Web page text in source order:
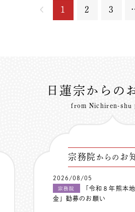
1 2 3
日蓮宗からの
from Nichiren-shu
宗務院 からの お
2026/08/05
宗務院
「令和８年熊本
金」勧募のお願い